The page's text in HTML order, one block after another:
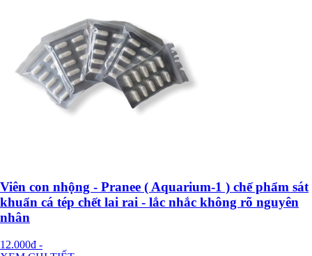
Viên con nhộng - Pranee ( Aquarium-1 ) chế phẩm sát
khuẩn cá tép chết lai rai - lắc nhắc không rõ nguyên
nhân
12.000đ -